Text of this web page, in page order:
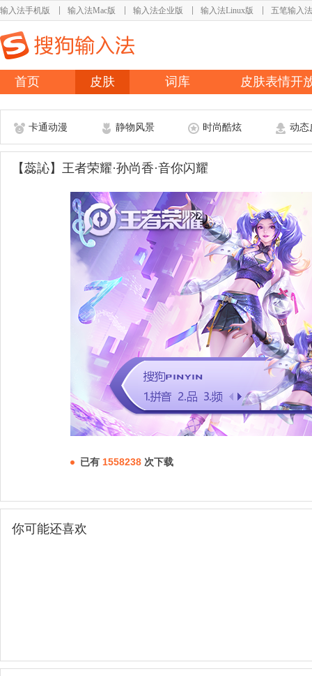
输入法手机版 输入法Mac版 输入法企业版 输入法Linux版 五笔输入法
首页 皮肤 词库 皮肤表情开
卡通动漫 静物风景 时尚酷炫 动态
【蕊訫】王者荣耀·孙尚香·音你闪耀
已有 1558238 次下载
你可能还喜欢